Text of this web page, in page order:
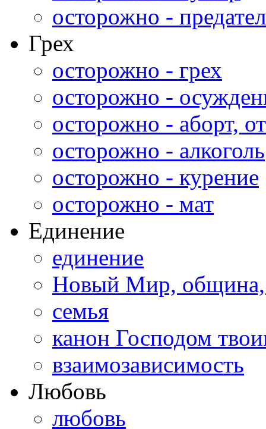
осторожно -
Грех
осторожно - грех
осторожно -
осторожно - аборт,
осторожно - алкоголь
осторожно - курение
осторожно - мат
Единение
единение
Новый Мир,
семья
канон Господом
взаимозависимость
Любовь
любовь